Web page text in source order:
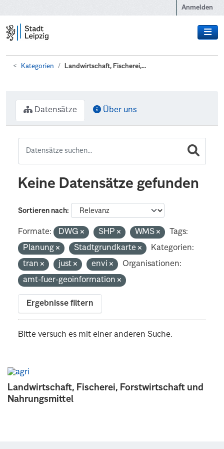
Anmelden
Kategorien Landwirtschaft, Fischerei,...
Landwirtschaft, Fischerei, Forstwirtschaft und
Nahrungsmittel
Datensätze Über uns
Keine Datensätze gefunden
Sortieren nach
Formate: DWG SHP WMS
Tags:
Planung
Stadtgrundkarte
Kategorien:
tran
just envi
Organisationen:
amt-fuer-geoinformation
Ergebnisse filtern
Bitte versuch es mit einer anderen Suche.